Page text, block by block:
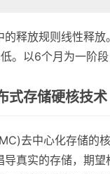
的释放规则线性释
。以6个月为一阶段
式存储硬核技术
去中心化存储的
真实的存储，期